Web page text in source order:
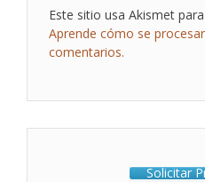
Este sitio usa Akismet
Aprende cómo se
comentarios.
Solicitar